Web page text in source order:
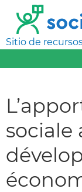
Sitio de
sociale